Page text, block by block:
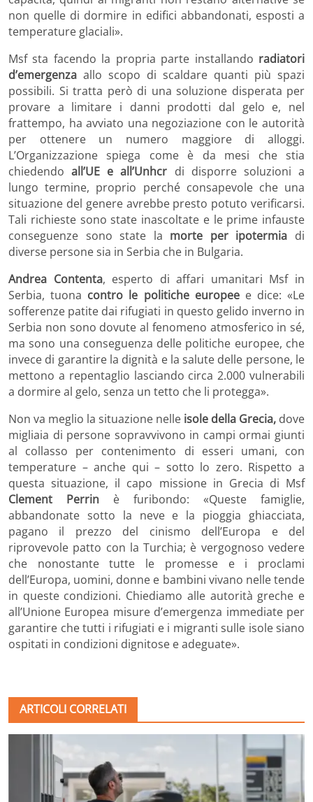
non quelle di dormire in edifici abbandonati, esposti a
temperature glaciali».
Msf sta facendo la propria parte installando radiatori
d’emergenza allo scopo di scaldare quanti più spazi
possibili. Si tratta però di una soluzione disperata per
provare a limitare i danni prodotti dal gelo e, nel
frattempo, ha avviato una negoziazione con le autorità
per ottenere un numero maggiore di alloggi.
L’Organizzazione spiega come è da mesi che stia
chiedendoall’UE e all’Unhcr di disporre soluzioni a
lungo termine, proprio perché consapevole che una
situazione del genere avrebbe presto potuto verificarsi.
Tali richieste sono state inascoltate e le prime infauste
conseguenze sono state la morte per ipotermia di
diverse persone sia in Serbia che in Bulgaria.
Andrea Contenta, esperto di affari umanitari Msf in
Serbia, tuona contro le politiche europeee dice: «Le
sofferenze patite dai rifugiati in questo gelido inverno in
Serbia non sono dovute al fenomeno atmosferico in sé,
ma sono una conseguenza delle politiche europee, che
invece di garantire la dignità e la salute delle persone, le
mettono a repentaglio lasciando circa 2.000 vulnerabili
a dormire al gelo, senza un tetto che li protegga».
Non va meglio la situazione nelle isole della Grecia, dove
migliaia di persone sopravvivono in campi ormai giunti
al collasso per contenimento di esseri umani, con
temperature – anche qui – sotto lo zero. Rispetto a
questa situazione, il capo missione in Grecia di Msf
Clement Perrin è furibondo: «Queste famiglie,
abbandonate sotto la neve e la pioggia ghiacciata,
pagano il prezzo del cinismo dell’Europa e del
riprovevole patto con la Turchia; è vergognoso vedere
che nonostante tutte le promesse e i proclami
dell’Europa, uomini, donne e bambini vivano nelle tende
in queste condizioni. Chiediamo alle autorità greche e
all’Unione Europea misure d’emergenza immediate per
garantire che tutti i rifugiati e i migranti sulle isole siano
ospitati in condizioni dignitose e adeguate».
ARTICOLI CORRELATI